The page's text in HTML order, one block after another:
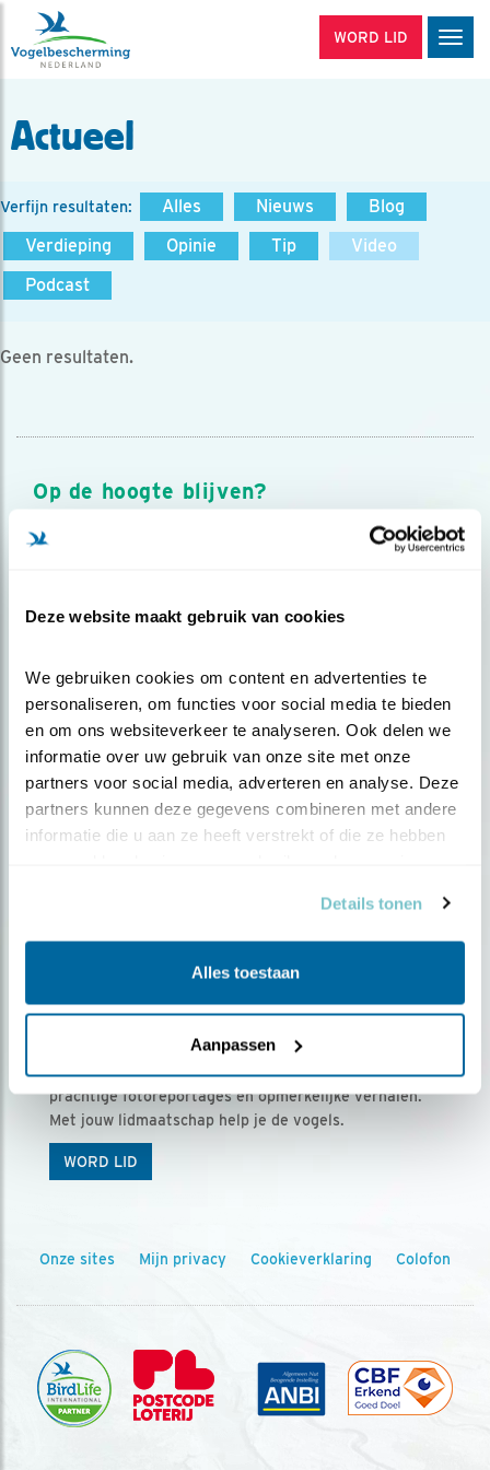
Deze website maakt gebruik van cookies
We gebruiken cookies om content en advertenties te
personaliseren, om functies voor social media te bieden
en om ons websiteverkeer te analyseren. Ook delen we
informatie over uw gebruik van onze site met onze
partners voor social media, adverteren en analyse. Deze
partners kunnen deze gegevens combineren met andere
informatie die u aan ze heeft verstrekt of die ze hebben
Details tonen
Alles toestaan
Aanpassen
WORD LID
Actueel
Verfijn resultaten: Alles Nieuws
Blog
Verdieping
Opinie Tip
Video
Podcast
Geen resultaten.
Op de hoogte blijven?
Meld je aan en ontvang nieuws, inspiratie, acties en tips
over vogels en activiteiten van Vogelbescherming.
Ontvang 5 x Vogels voor € 36,00 per jaar
Vogels is het tijdschrift voor onze leden, met
prachtige fotoreportages en opmerkelijke verhalen.
Met jouw lidmaatschap help je de vogels.
WORD LID
Onze sites Mijn privacy Cookieverklaring Colofon